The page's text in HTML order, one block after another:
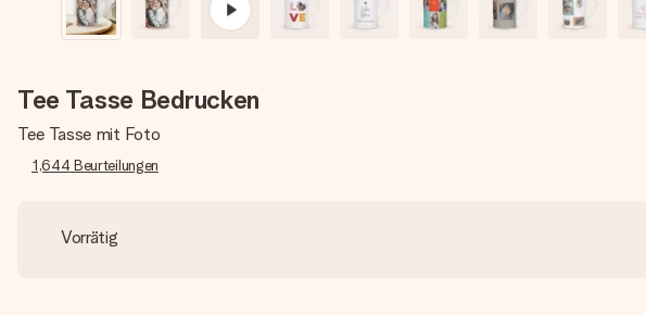
Tee Tasse Bedrucken
Tee Tasse mit Foto
1,644 Beurteilungen
Vorrätig